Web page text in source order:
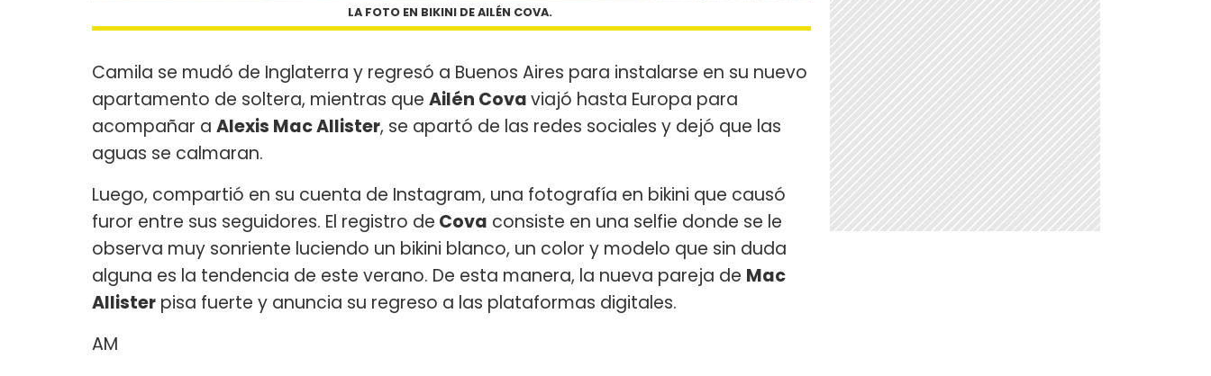
LA FOTO EN BIKINI DE AILÉN COVA.
Camila se mudó de Inglaterra y regresó a Buenos Aires para instalarse en su nuevo
apartamento de soltera, mientras que Ailén Covaviajó hasta Europa para
acompañar a Alexis Mac Allister, se apartó de las redes sociales y dejó que las
aguas se calmaran.
Luego, compartió en su cuenta de Instagram, una fotografía en bikini que causó
furor entre sus seguidores. El registro de Cova consiste en una selfie donde se le
observa muy sonriente luciendo un bikini blanco, un color y modelo que sin duda
alguna es la tendencia de este verano. De esta manera, la nueva pareja de Mac
Allister pisa fuerte y anuncia su regreso a las plataformas digitales.
AM